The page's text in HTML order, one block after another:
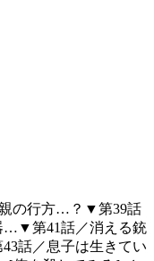
の行方…？▼第39話
…▼第41話／消える銃
話／息子は生きてい